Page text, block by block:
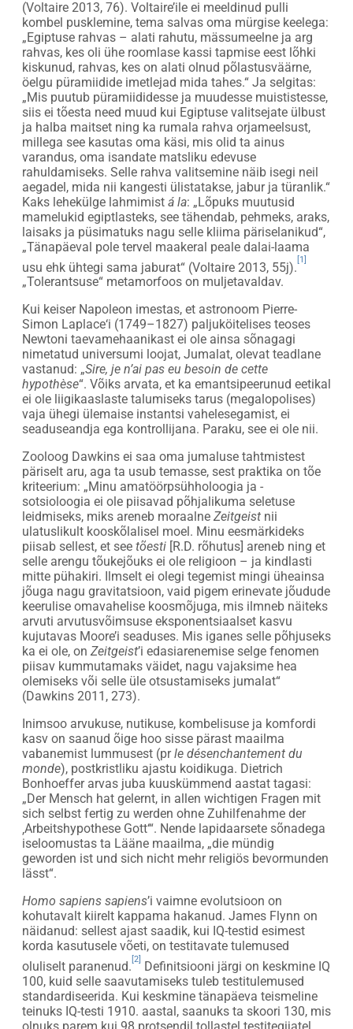
(Voltaire 2013, 76). Voltaire’ile ei meeldinud pulli
kombel pusklemine, tema salvas oma mürgise keelega:
„Egiptuse rahvas – alati rahutu, mässumeelne ja arg
rahvas, kes oli ühe roomlase kassi tapmise eest lõhki
kiskunud, rahvas, kes on alati olnud põlastusväärne,
öelgu püramiidide imetlejad mida tahes.“ Ja selgitas:
„Mis puutub püramiididesse ja muudesse muististesse,
siis ei tõesta need muud kui Egiptuse valitsejate ülbust
ja halba maitset ning ka rumala rahva orjameelsust,
millega see kasutas oma käsi, mis olid ta ainus
varandus, oma isandate matsliku edevuse
rahuldamiseks. Selle rahva valitsemine näib isegi neil
aegadel, mida nii kangesti ülistatakse, jabur ja türanlik.“
Kaks lehekülge lahmimist á la: „Lõpuks muutusid
mamelukid egiptlasteks, see tähendab, pehmeks, araks,
laisaks ja püsimatuks nagu selle kliima päriselanikud“,
„Tänapäeval pole tervel maakeral peale dalai-laama
usu ehk ühtegi sama jaburat“ (Voltaire 2013, 55j).
[1]
„Tolerantsuse“ metamorfoos on muljetavaldav.
Kui keiser Napoleon imestas, et astronoom Pierre-
Simon Laplace‘i (1749–1827) paljuköitelises teoses
Newtoni taevamehaanikast ei ole ainsa sõnagagi
nimetatud universumi loojat, Jumalat, olevat teadlane
vastanud: „Sire, je n’ai pas eu besoin de cette
hypothèse“. Võiks arvata, et ka emantsipeerunud eetikal
ei ole liigikaaslaste talumiseks tarus (megalopolises)
vaja ühegi ülemaise instantsi vahelesegamist, ei
seaduseandja ega kontrollijana. Paraku, see ei ole nii.
Zooloog Dawkins ei saa oma jumaluse tahtmistest
päriselt aru, aga ta usub temasse, sest praktika on tõe
kriteerium: „Minu amatöörpsühholoogia ja -
sotsioloogia ei ole piisavad põhjalikuma seletuse
leidmiseks, miks areneb moraalne Zeitgeist nii
ulatuslikult kooskõlalisel moel. Minu eesmärkideks
piisab sellest, et see tõesti [R.D. rõhutus] areneb ning et
selle arengu tõukejõuks ei ole religioon – ja kindlasti
mitte pühakiri. Ilmselt ei olegi tegemist mingi üheainsa
jõuga nagu gravitatsioon, vaid pigem erinevate jõudude
keerulise omavahelise koosmõjuga, mis ilmneb näiteks
arvuti arvutusvõimsuse eksponentsiaalset kasvu
kujutavas Moore’i seaduses. Mis iganes selle põhjuseks
ka ei ole, on Zeitgeist’i edasiarenemise selge fenomen
piisav kummutamaks väidet, nagu vajaksime hea
olemiseks või selle üle otsustamiseks jumalat“
(Dawkins 2011, 273).
Inimsoo arvukuse, nutikuse, kombelisuse ja komfordi
kasv on saanud õige hoo sisse pärast maailma
vabanemist lummusest (prle désenchantement du
monde), postkristliku ajastu koidikuga. Dietrich
Bonhoeffer arvas juba kuuskümmend aastat tagasi:
„Der Mensch hat gelernt, in allen wichtigen Fragen mit
sich selbst fertig zu werden ohne Zuhilfenahme der
‚Arbeitshypothese Gott‘“. Nende lapidaarsete sõnadega
iseloomustas ta Lääne maailma, „die mündig
geworden ist und sich nicht mehr religiös bevormunden
lässt“.
Homo sapiens sapiens’i vaimne evolutsioon on
kohutavalt kiirelt kappama hakanud. James Flynn on
näidanud: sellest ajast saadik, kui IQ-testid esimest
korda kasutusele võeti, on testitavate tulemused
oluliselt paranenud.
[2]
Definitsiooni järgi on keskmine IQ
100, kuid selle saavutamiseks tuleb testitulemused
standardiseerida. Kui keskmine tänapäeva teismeline
teinuks IQ-testi 1910. aastal, saanuks ta skoori 130, mis